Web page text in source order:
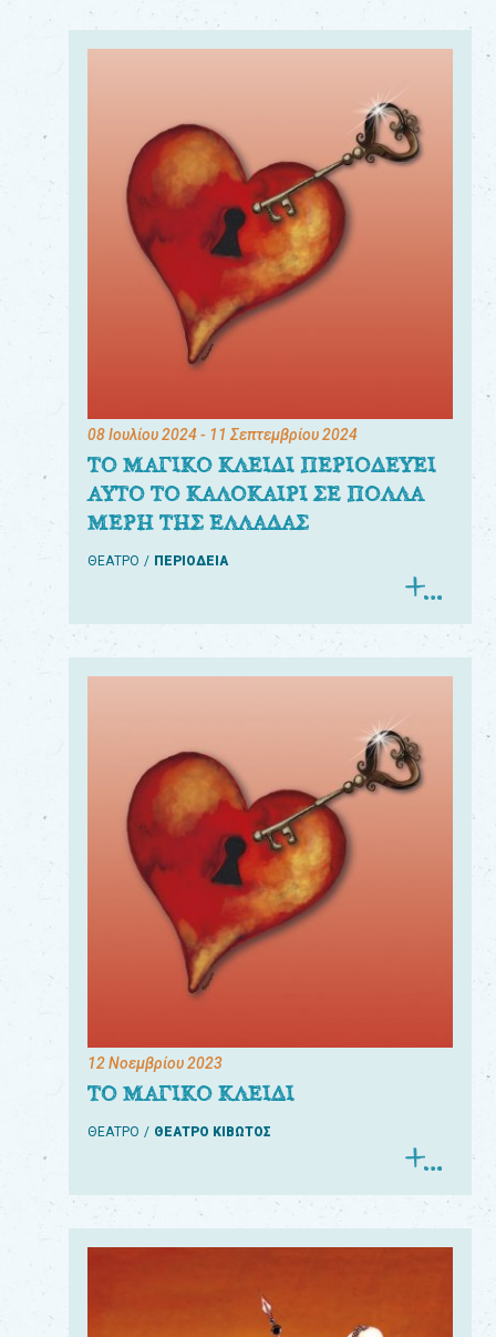
08 Ιουλίου 2024- 11 Σεπτεμβρίου 2024
ΤΟ ΜΑΓΙΚΟ ΚΛΕΙΔΙ ΠΕΡΙΟΔΕΥΕΙ
ΑΥΤΟ ΤΟ ΚΑΛΟΚΑΙΡΙ ΣΕ ΠΟΛΛΑ
ΜΕΡΗ ΤΗΣ ΕΛΛΑΔΑΣ
ΘΕΑΤΡΟ ΠΕΡΙΟΔΕΙΑ
12 Νοεμβρίου 2023
ΤΟ ΜΑΓΙΚΟ ΚΛΕΙΔΙ
ΘΕΑΤΡΟ ΘΕΑΤΡΟ ΚΙΒΩΤΟΣ